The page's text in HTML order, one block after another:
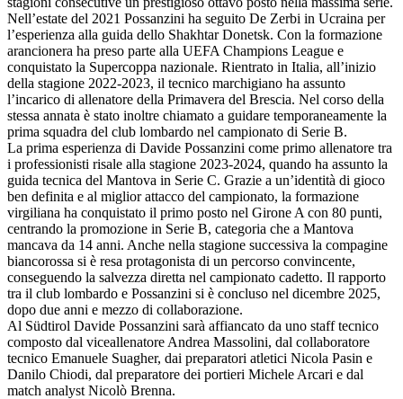
Nell’estate del 2021 Possanzini ha seguito De Zerbi in Ucraina per
l’esperienza alla guida dello Shakhtar Donetsk. Con la formazione
arancionera ha preso parte alla UEFA Champions League e
conquistato la Supercoppa nazionale. Rientrato in Italia, all’inizio
della stagione 2022-2023, il tecnico marchigiano ha assunto
l’incarico di allenatore della Primavera del Brescia. Nel corso della
stessa annata è stato inoltre chiamato a guidare temporaneamente la
prima squadra del club lombardo nel campionato di Serie B.
La prima esperienza di Davide Possanzini come primo allenatore tra
i professionisti risale alla stagione 2023-2024, quando ha assunto la
guida tecnica del Mantova in Serie C. Grazie a un’identità di gioco
ben definita e al miglior attacco del campionato, la formazione
virgiliana ha conquistato il primo posto nel Girone A con 80 punti,
centrando la promozione in Serie B, categoria che a Mantova
mancava da 14 anni. Anche nella stagione successiva la compagine
biancorossa si è resa protagonista di un percorso convincente,
conseguendo la salvezza diretta nel campionato cadetto. Il rapporto
tra il club lombardo e Possanzini si è concluso nel dicembre 2025,
dopo due anni e mezzo di collaborazione.
Al Südtirol Davide Possanzini sarà affiancato da uno staff tecnico
composto dal viceallenatore Andrea Massolini, dal collaboratore
tecnico Emanuele Suagher, dai preparatori atletici Nicola Pasin e
Danilo Chiodi, dal preparatore dei portieri Michele Arcari e dal
match analyst Nicolò Brenna.